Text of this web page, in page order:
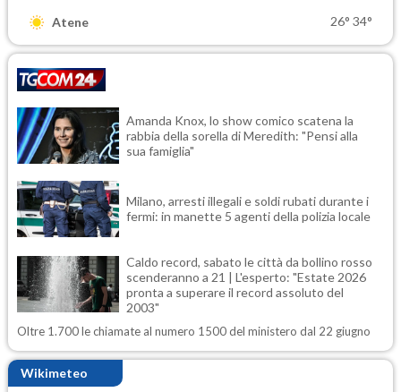
Atene 26° 34°
Amanda Knox, lo show comico scatena la
rabbia della sorella di Meredith: "Pensi alla
sua famiglia"
Milano, arresti illegali e soldi rubati durante i
fermi: in manette 5 agenti della polizia locale
Caldo record, sabato le città da bollino rosso
scenderanno a 21 | L'esperto: "Estate 2026
pronta a superare il record assoluto del
2003"
Oltre 1.700 le chiamate al numero 1500 del ministero dal 22 giugno
Wikimeteo